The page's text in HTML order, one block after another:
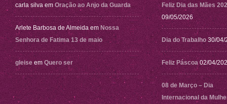
carla silva em Oração ao Anjo da Guarda
Arlete Barbosa de Almeida em Nossa
Senhora de Fatima 13 de maio
gleise em Quero ser
Feliz Dia das Mães
09/05/2026
Dia do Trabalho 30/04/
Feliz Páscoa 02/04/
08 de Março – Dia
Internacional da